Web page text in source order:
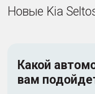
Новые Kia
Какой
вам